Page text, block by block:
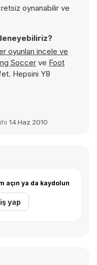
oynanabilir ve
oyunları incele ve
Soccer ve Foot
Hepsini Y8
14 Haz 2010
açın ya da kaydolun
yap